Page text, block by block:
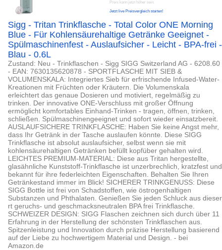
Preis kann jetzt höher sein
Jetzt live Preisvergleich starten!
Sigg - Tritan Trinkflasche - Total Color ONE Morning
Blue - Für Kohlensäurehaltige Getränke Geeignet -
Spülmaschinenfest - Auslaufsicher - Leicht - BPA-frei -
Blau - 0.6L
Zustand: Neu - Trinkflaschen - Sigg SIGG Switzerland AG - 6208.60
- EAN: 7630135620878 - SPORTFLASCHE MIT SIEB &
VOLUMENSKALA: Integriertes Sieb für erfrischende Infused-Water-
Kreationen mit Früchten oder Kräutern. Die Volumenskala
erleichtert das genaue Dosieren und motiviert, regelmäßig zu
trinken. Der innovative ONE-Verschluss mit großer Öffnung
ermöglicht komfortables Einhand-Trinken - tragen, öffnen, trinken,
schließen. Spülmaschinengeeignet und sofort wieder einsatzbereit.
AUSLAUFSICHERE TRINKFLASCHE: Haben Sie keine Angst mehr,
dass Ihr Getränk in der Tasche auslaufen könnte. Diese SIGG
Trinkflasche ist absolut auslaufsicher, selbst wenn sie mit
kohlensäurehaltigen Getränken befüllt kopfüber gehalten wird.
LEICHTES PREMIUM-MATERIAL: Diese aus Tritan hergestellte,
glasähnliche Kunststoff-Trinkflasche ist unzerbrechlich, kratzfest und
bekannt für ihre federleichten Eigenschaften. Behalten Sie Ihren
Getränkestand immer im Blick! SICHERER TRINKGENUSS: Diese
SIGG Bottle ist frei von Schadstoffen, wie östrogenhaltigen
Substanzen und Phthalaten. Genießen Sie jeden Schluck aus dieser
rt geruchs- und geschmacksneutralen BPA frei Trinkflasche.
SCHWEIZER DESIGN: SIGG Flaschen zeichnen sich durch über 11
Erfahrung in der Herstellung der schönsten Trinkflaschen aus.
Spitzenleistung und Innovation durch präzise Herstellung basierend
auf der Liebe zu hochwertigem Material und Design. - bei
Amazon.de